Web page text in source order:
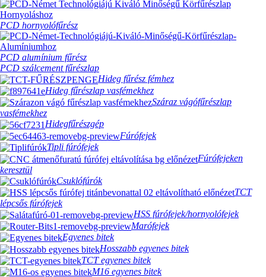
PCD hornyolófűrész
PCD alumínium fűrész
PCD szálcement fűrészlap
Hideg fűrész fémhez
Hideg fűrészlap vasfémekhez
Száraz vágófűrészlap
vasfémekhez
Hidegfűrészgép
Fúrófejek
Tipli fúrófejek
Fúrófejeken
keresztül
Csuklófúrók
TCT
lépcsős fúrófejek
HSS fúrófejek/hornyolófejek
Marófejek
Egyenes bitek
Hosszabb egyenes bitek
TCT egyenes bitek
M16 egyenes bitek